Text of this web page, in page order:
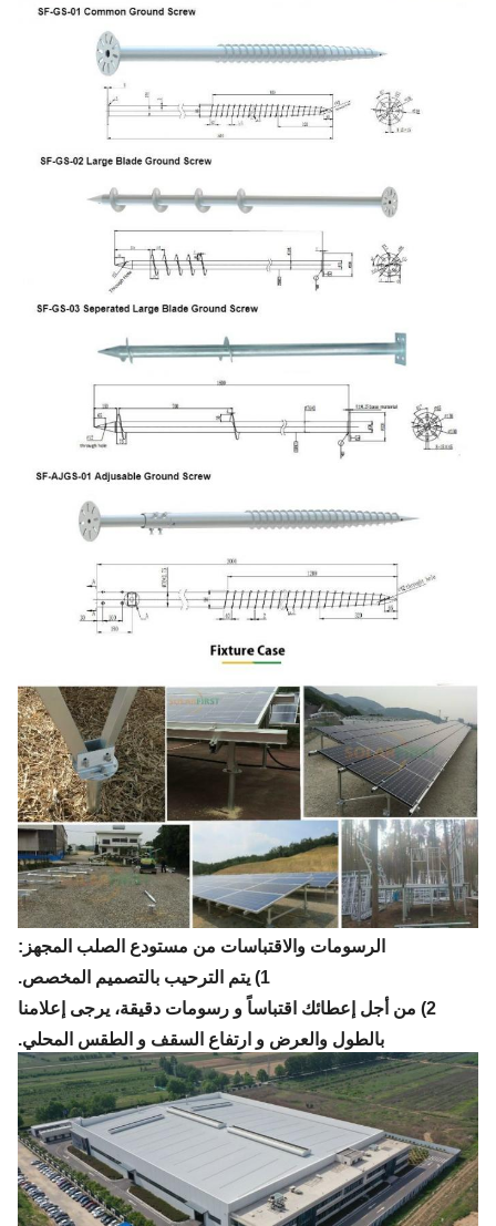
الرسومات والاقتباسات من مستودع الصلب المجهز:
1) يتم الترحيب بالتصميم المخصص.
2) من أجل إعطائك اقتباساً و رسومات دقيقة، يرجى إعلامنا
بالطول والعرض و ارتفاع السقف و الطقس المحلي.